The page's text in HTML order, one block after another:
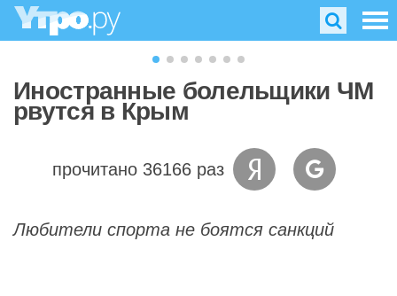
Иностранные болельщики ЧМ
рвутся в Крым
прочитано 36166 раз
Любители спорта не боятся санкций